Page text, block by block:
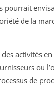
pourrait
de la
activités
ou
de